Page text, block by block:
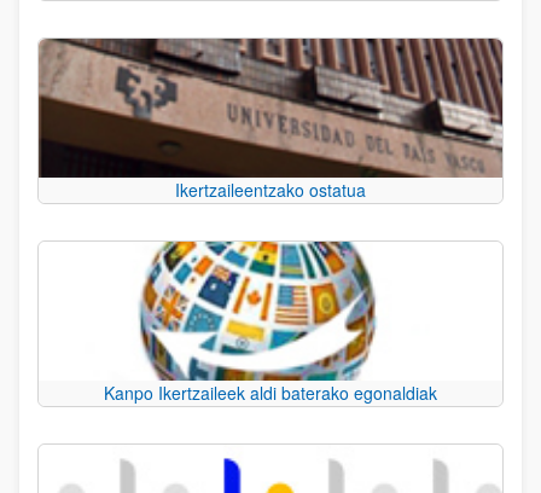
Ikertzaileentzako ostatua
Kanpo Ikertzaileek aldi baterako egonaldiak